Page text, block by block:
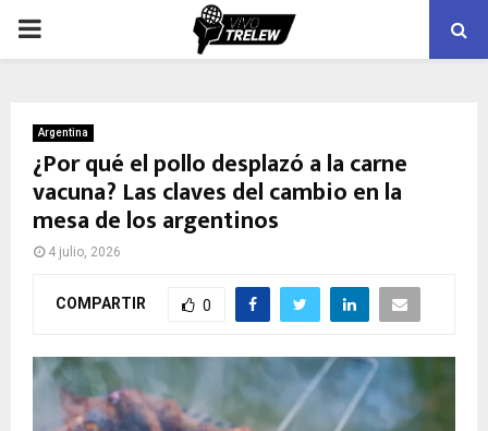
PRIMARY
Argentina
¿Por qué el pollo desplazó a la carne
vacuna? Las claves del cambio en la
mesa de los argentinos
4 julio, 2026
COMPARTIR 0